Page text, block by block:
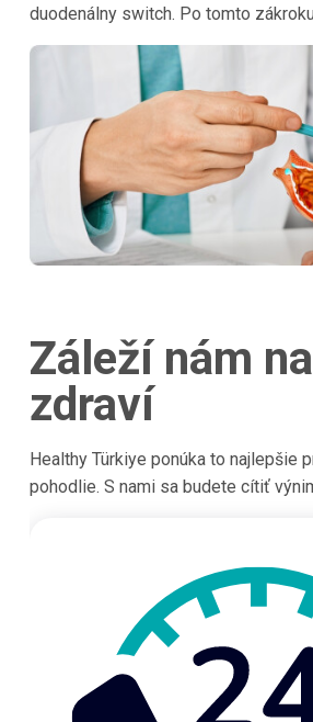
duodenálny switch. Po tomto
Záleží nám
zdraví
Healthy Türkiye ponúka to najlepšie
pohodlie. S nami sa budete cítiť